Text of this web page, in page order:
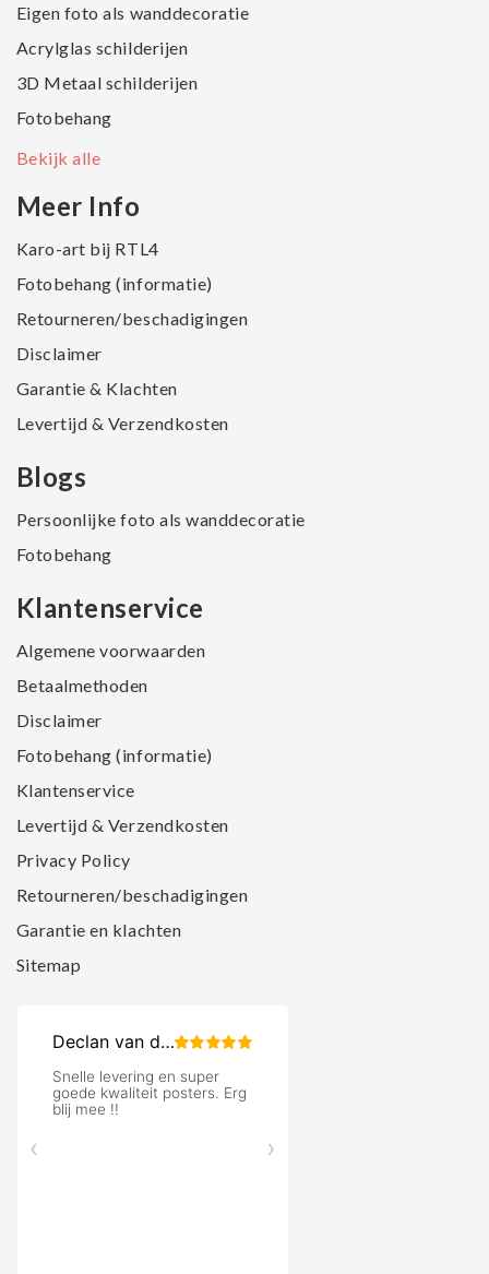
Eigen foto als wanddecoratie
Acrylglas schilderijen
3D Metaal schilderijen
Fotobehang
Bekijk alle
Meer Info
Karo-art bij RTL4
Fotobehang (informatie)
Retourneren/beschadigingen
Disclaimer
Garantie & Klachten
Levertijd & Verzendkosten
Blogs
Persoonlijke foto als wanddecoratie
Fotobehang
Klantenservice
Algemene voorwaarden
Betaalmethoden
Disclaimer
Fotobehang (informatie)
Klantenservice
Levertijd & Verzendkosten
Privacy Policy
Retourneren/beschadigingen
Garantie en klachten
Sitemap